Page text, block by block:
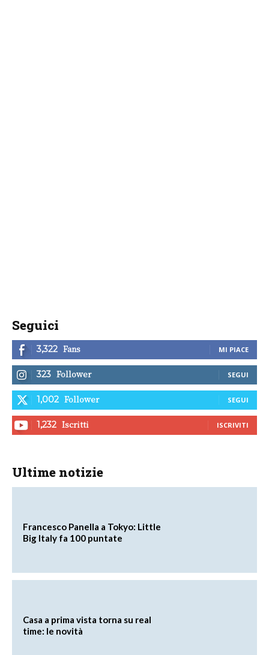
Seguici
3,322 Fans MI PIACE
323 Follower SEGUI
1,002 Follower SEGUI
1,232 Iscritti ISCRIVITI
Ultime notizie
Francesco Panella a Tokyo: Little
Big Italy fa 100 puntate
Casa a prima vista torna su real
time: le novità